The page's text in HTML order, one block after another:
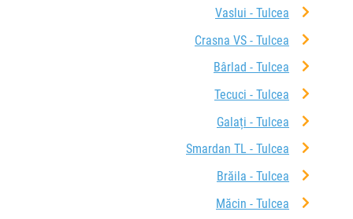
Vaslui - Tulcea
Crasna VS - Tulcea
Bârlad - Tulcea
Tecuci - Tulcea
Galați - Tulcea
Smardan TL - Tulcea
Brăila - Tulcea
Măcin - Tulcea